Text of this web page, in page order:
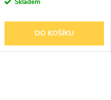
Skladem
DO KOŠÍKU